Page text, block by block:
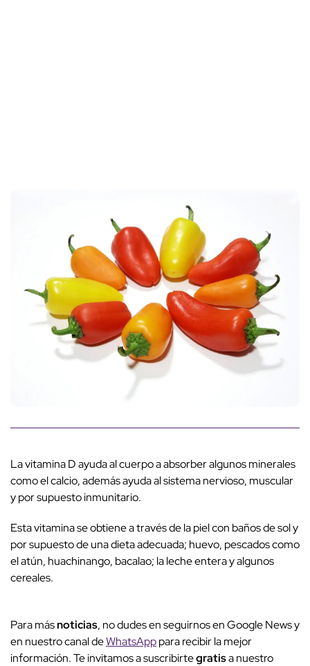
La vitamina D ayuda al cuerpo a absorber algunos minerales
como el calcio, además ayuda al sistema nervioso, muscular
y por supuesto inmunitario.
Esta vitamina se obtiene a través de la piel con baños de sol y
por supuesto de una dieta adecuada; huevo, pescados como
el atún, huachinango, bacalao; la leche entera y algunos
cereales.
Para másnoticias, no dudes en seguirnos en Google News y
en nuestro canal deWhatsApppara recibir la mejor
información. Te invitamos a suscribirtegratisa nuestro